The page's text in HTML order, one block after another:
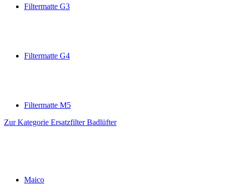
Filtermatte G3
Filtermatte G4
Filtermatte M5
Zur Kategorie Ersatzfilter Badlüfter
Maico